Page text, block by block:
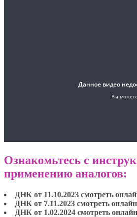
Ознакомьтесь с
применению аналогов:
ДНК от 11.10.2023 смотреть
ДНК от 7.11.2023 смотреть онлайн
ДНК от 1.02.2024 смотреть онлайн